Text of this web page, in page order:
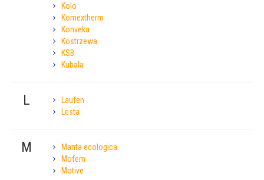
Kolo
Komextherm
Konveka
Kostrzewa
KSB
Kubala
L
Laufen
Lesta
M
Manta ecologica
Mofem
Motive